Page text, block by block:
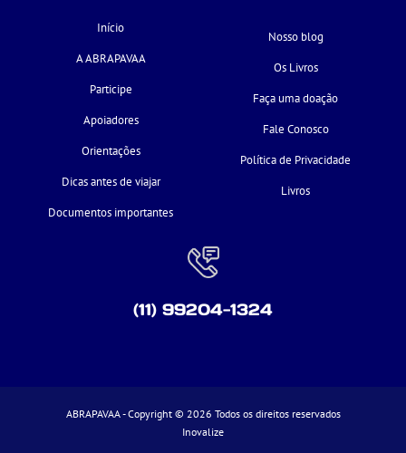
Início
A ABRAPAVAA
Participe
Apoiadores
Orientações
Dicas antes de viajar
Documentos importantes
Nosso blog
Os Livros
Faça uma doação
Fale Conosco
Política de Privacidade
Livros
(11) 99204-1324
ABRAPAVAA - Copyright © 2026 Todos os direitos reservados
Inovalize